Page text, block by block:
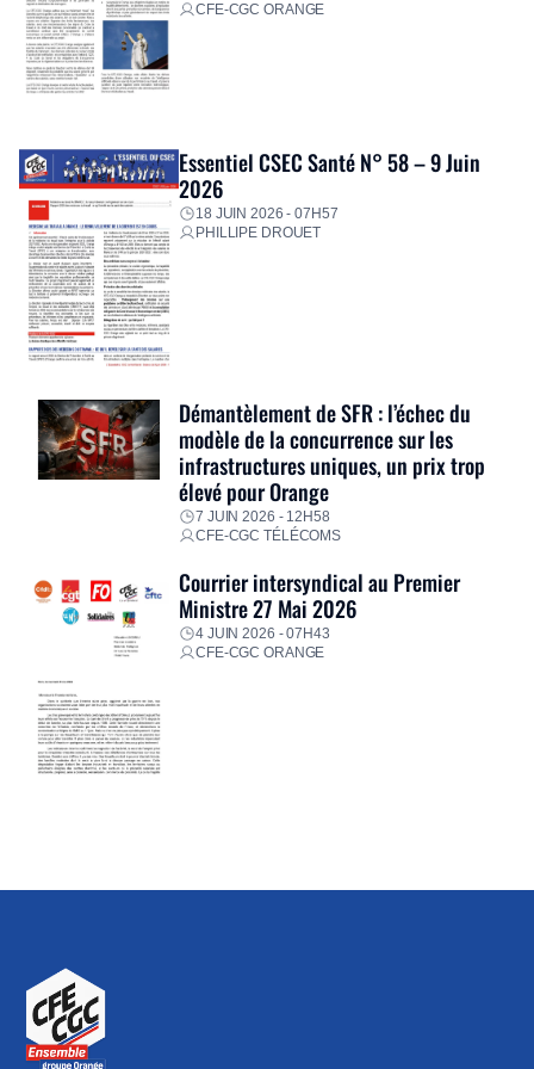
CFE-CGC ORANGE
Essentiel CSEC Santé N° 58 – 9 Juin
2026
18 JUIN 2026 - 07H57
PHILLIPE DROUET
Démantèlement de SFR : l’échec du
modèle de la concurrence sur les
infrastructures uniques, un prix trop
élevé pour Orange
7 JUIN 2026 - 12H58
CFE-CGC TÉLÉCOMS
Courrier intersyndical au Premier
Ministre 27 Mai 2026
4 JUIN 2026 - 07H43
CFE-CGC ORANGE